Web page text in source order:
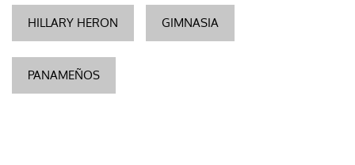
HILLARY HERON GIMNASIA
PANAMEÑOS